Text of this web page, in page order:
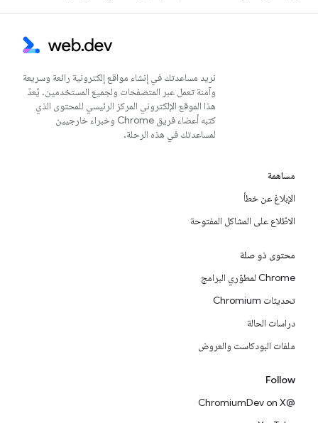
نريد مساعدتك في إنشاء مواقع إلكترونية رائعة وسريعة
وآمنة تعمل عبر المتصفحات ولجميع المستخدمين. يُعدّ
هذا الموقع الإلكتروني المركز الرئيسي للمحتوى الذي
كتبه أعضاء فريق Chrome وخبراء خارجيين
لمساعدتك في هذه الرحلة.
مساهمة
الإبلاغ عن خطأ
الاطّلاع على المشاكل المفتوحة
محتوى ذو صلة
Chrome لمطوّري البرامج
تحديثات Chromium
دراسات الحالة
ملفات البودكاست والعروض
Follow
@ChromiumDev on X